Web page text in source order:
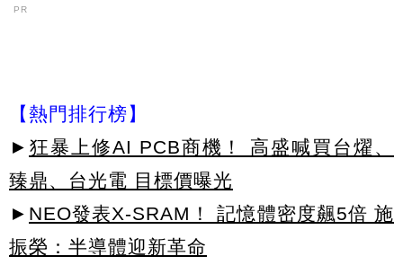
PR
【熱門排行榜】
► 狂暴上修AI PCB商機！ 高盛喊買台燿、
臻鼎、台光電 目標價曝光
► NEO發表X-SRAM！ 記憶體密度飆5倍 施
振榮：半導體迎新革命